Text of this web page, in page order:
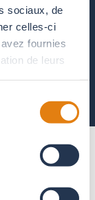
sociaux, de
celles-ci
fournies
de leurs